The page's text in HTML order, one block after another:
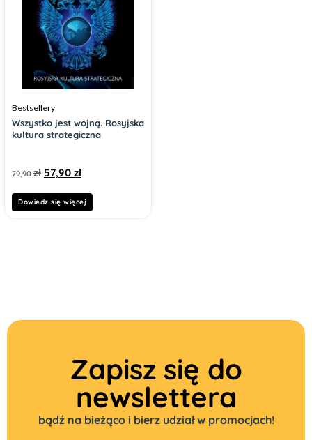
Bestsellery
Wszystko jest wojną. Rosyjska
kultura strategiczna
79,90zł 57,90 zł
Dowiedz się więcej
Zapisz się do
newslettera
bądź na bieżąco i bierz udział w promocjach!